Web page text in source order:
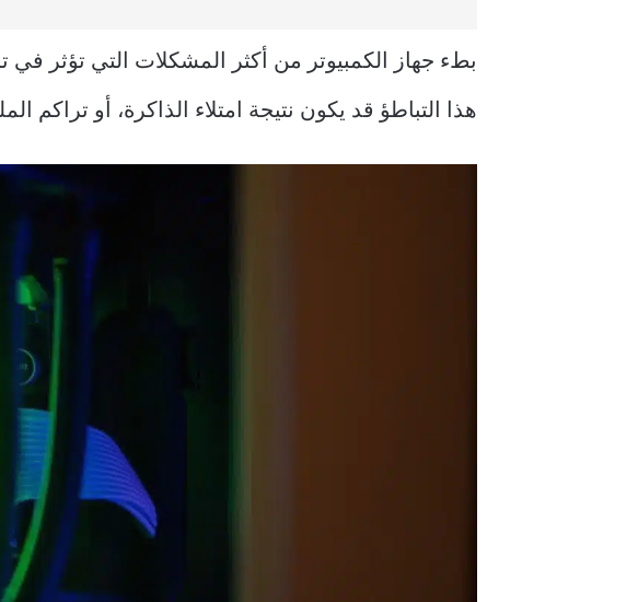
بطء جهاز الكمبيوتر من أكثر المشكلات التي تؤثر في
هذا التباطؤ قد يكون نتيجة امتلاء الذاكرة، أو